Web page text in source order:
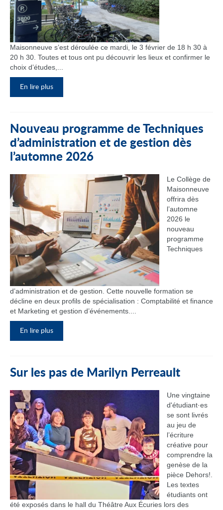
Maisonneuve s’est déroulée ce mardi, le 3 février de 18 h 30 à
20 h 30. Toutes et tous ont pu découvrir les lieux et confirmer le
choix d’études,...
En lire plus
Nouveau programme de Techniques
d’administration et de gestion dès
l’automne 2026
Le Collège de
Maisonneuve
offrira dès
l’automne
2026 le
nouveau
programme
Techniques
d’administration et de gestion. Cette nouvelle formation se
décline en deux profils de spécialisation : Comptabilité et finance
et Marketing et gestion d’événements....
En lire plus
Sur les pas de Marilyn Perreault
Une vingtaine
d'étudiant·es
se sont livrés
au jeu de
l’écriture
créative pour
comprendre la
genèse de la
pièce Dehors!.
Les textes
étudiants ont
été exposés dans le hall du Théâtre Aux Écuries lors des